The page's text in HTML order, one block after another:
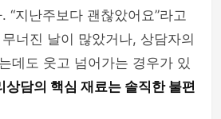
“지난주보다 괜찮았어요”라고
너진 날이 많았거나, 상담자의
데도 웃고 넘어가는 경우가 있
상담의 핵심 재료는 솔직한 불편